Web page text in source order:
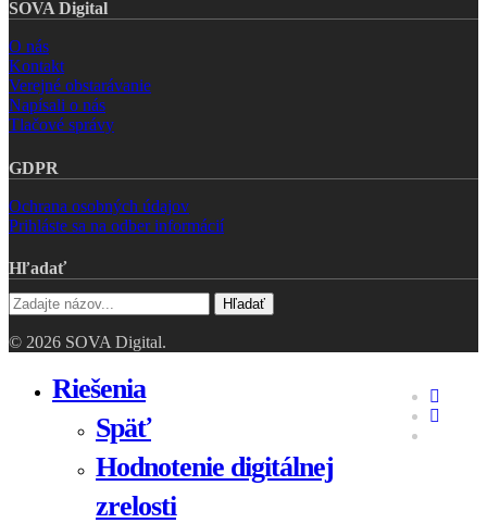
SOVA Digital
O nás
Kontakt
Verejné obstarávanie
Napísali o nás
Tlačové správy
GDPR
Ochrana osobných údajov
Prihláste sa na odber informácií
Hľadať
Hľadať
© 2026 SOVA Digital.
linkedin
Menu
Riešenia
Späť
Hodnotenie digitálnej
zrelosti